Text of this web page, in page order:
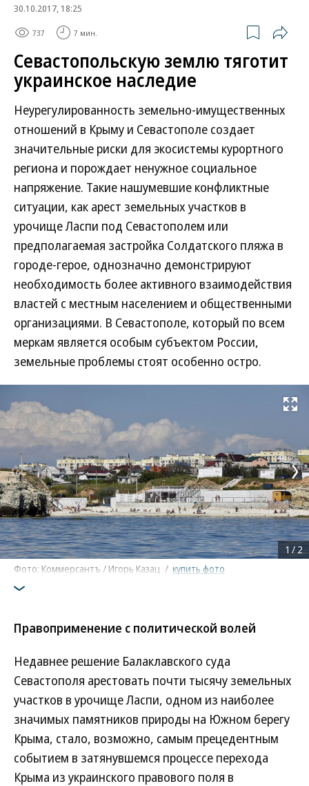
30.10.2017, 18:25
737 7 мин.
Севастопольскую землю тяготит
украинское наследие
Неурегулированность земельно-имущественных
отношений в Крыму и Севастополе создает
значительные риски для экосистемы курортного
региона и порождает ненужное социальное
напряжение. Такие нашумевшие конфликтные
ситуации, как арест земельных участков в
урочище Ласпи под Севастополем или
предполагаемая застройка Солдатского пляжа в
городе-герое, однозначно демонстрируют
необходимость более активного взаимодействия
властей с местным населением и общественными
организациями. В Севастополе, который по всем
меркам является особым субъектом России,
земельные проблемы стоят особенно остро.
Развернуть
Фото: Коммерсантъ / Игорь Казац / купить фото
1/2
Правоприменение с политической волей
Недавнее решение Балаклавского суда
Севастополя арестовать почти тысячу земельных
участков в урочище Ласпи, одном из наиболее
значимых памятников природы на Южном берегу
Крыма, стало, возможно, самым прецедентным
событием в затянувшемся процессе перехода
Крыма из украинского правового поля в